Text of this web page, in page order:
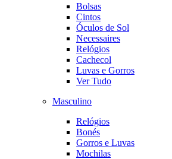
Bolsas
Cintos
Óculos de Sol
Necessaires
Relógios
Cachecol
Luvas e Gorros
Ver Tudo
Masculino
Relógios
Bonés
Gorros e Luvas
Mochilas